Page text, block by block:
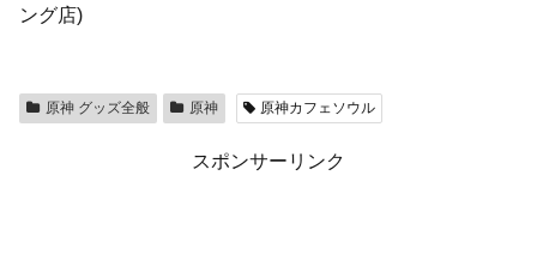
ング店)
原神 グッズ全般 原神 原神カフェソウル
スポンサーリンク